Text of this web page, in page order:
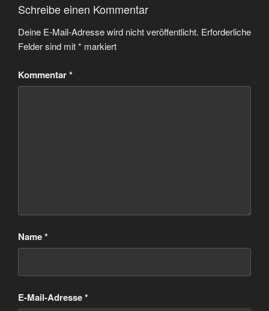
Schreibe einen Kommentar
Deine E-Mail-Adresse wird nicht veröffentlicht. Erforderliche
Felder sind mit* markiert
Kommentar*
Name*
E-Mail-Adresse*